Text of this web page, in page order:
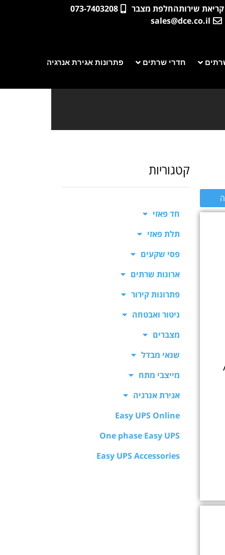
קריאת שירותהחלפת מצבר
073-7403208
sales@dce.co.il
חדרי שרתים פתרונות אגירת אנרגיה
קטגוריות
חד פאזי
תלת פאזי
פסי שקעים
ארונות שרתים
פתרונות קירור
ניטור ואבטחה
מצברים
שנאי מבדל
מייצבי מתח
אגירת אנרגיה
Easy UPS Online
One phase Easy UPS
Easy UPS Accessories